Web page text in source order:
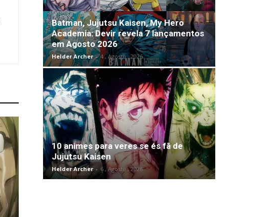
Batman, Jujutsu Kaisen, My Hero
Academia: Devir revela 7 lançamentos
em Agosto 2026
Helder Archer - 4 , Agosto , 2026
10 animes para veres se és fã de
Jujutsu Kaisen
Helder Archer - 6 , Agosto , 2026